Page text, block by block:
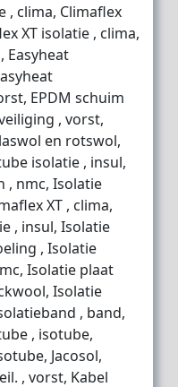
, clima, Climaflex
XT isolatie , clima,
Easyheat
EPDM schuim
, vorst,
en rotswol,
isolatie , insul,
, nmc, Isolatie
XT , clima,
, insul, Isolatie
, Isolatie
Isolatie plaat
Isolatie
, band,
, isotube,
Jacosol,
, vorst, Kabel